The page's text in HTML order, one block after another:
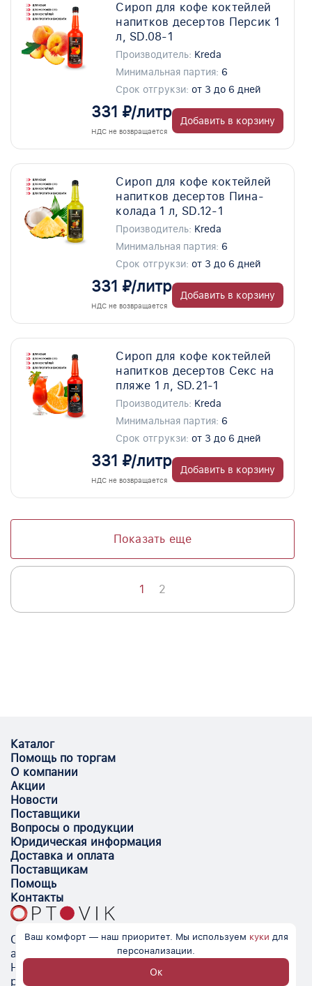
Сироп для кофе коктейлей
напитков десертов Персик 1
л, SD.08-1
Производитель: Kreda
Минимальная партия: 6
Срок отгрукзи: от 3 до 6 дней
331 ₽/литр
НДС не возвращается
Добавить в корзину
Сироп для кофе коктейлей
напитков десертов Пина-
колада 1 л, SD.12-1
Производитель: Kreda
Минимальная партия: 6
Срок отгрукзи: от 3 до 6 дней
331 ₽/литр
НДС не возвращается
Добавить в корзину
Сироп для кофе коктейлей
напитков десертов Секс на
пляже 1 л, SD.21-1
Производитель: Kreda
Минимальная партия: 6
Срок отгрукзи: от 3 до 6 дней
331 ₽/литр
НДС не возвращается
Добавить в корзину
Показать еще
1 2
Optovik.com - электронная площадка для
автоматизации закупок и поиска поставщиков.
Низкие цены, надёжные контрагенты и удобство
работы.
Каталог
Помощь по торгам
О компании
Акции
Новости
Поставщики
Вопросы о продукции
Юридическая информация
Доставка и оплата
Поставщикам
Помощь
Контакты
Ваш комфорт — наш приоритет. Мы используем куки для
персонализации.
Ок